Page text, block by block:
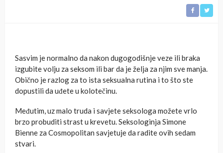
Sasvim je normalno da nakon dugogodišnje veze ili braka
izgubite volju za seksom ili bar da je želja za njim sve manja.
Obično je razlog za to ista seksualna rutina i to što ste
dopustili da uđete u kolotečinu.
Međutim, uz malo truda i savjete seksologa možete vrlo
brzo probuditi strast u krevetu. Seksologinja Simone
Bienne za Cosmopolitan savjetuje da radite ovih sedam
stvari.